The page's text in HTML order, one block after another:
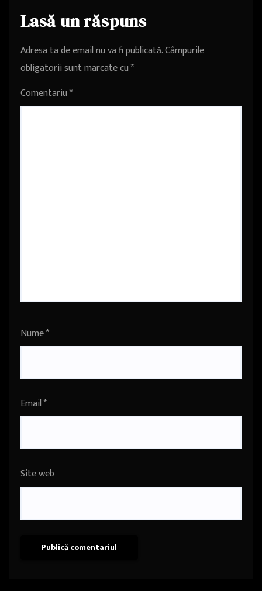
Lasă un răspuns
Adresa ta de email nu va fi publicată.Câmpurile
obligatorii sunt marcate cu*
Comentariu*
Nume*
Email*
Site web